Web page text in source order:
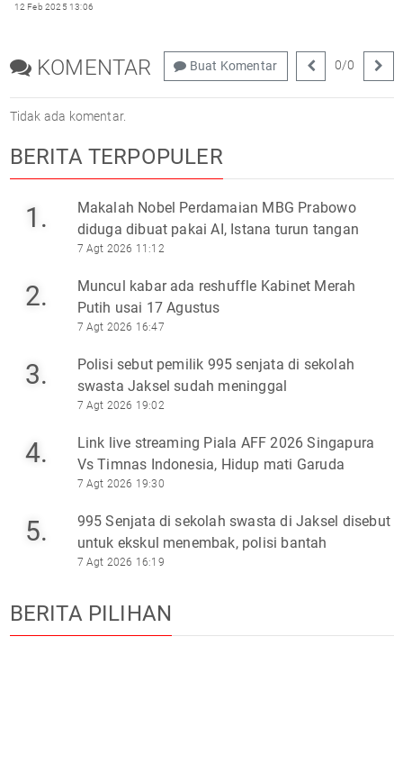
12 Feb 2025 13:06
KOMENTAR Buat Komentar 0/0
Tidak ada komentar.
BERITA TERPOPULER
1.
Makalah Nobel Perdamaian MBG Prabowo
diduga dibuat pakai AI, Istana turun tangan
7 Agt 2026 11:12
2.
Muncul kabar ada reshuffle Kabinet Merah
Putih usai 17 Agustus
7 Agt 2026 16:47
3.
Polisi sebut pemilik 995 senjata di sekolah
swasta Jaksel sudah meninggal
7 Agt 2026 19:02
4.
Link live streaming Piala AFF 2026 Singapura
Vs Timnas Indonesia, Hidup mati Garuda
7 Agt 2026 19:30
5.
995 Senjata di sekolah swasta di Jaksel disebut
untuk ekskul menembak, polisi bantah
7 Agt 2026 16:19
BERITA PILIHAN